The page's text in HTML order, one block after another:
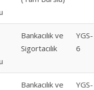
Bankacılık ve
Sigortacılık
YGS-
6
Bankacılık ve
YGS-